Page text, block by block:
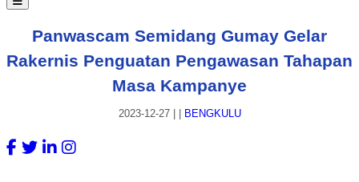
Panwascam Semidang Gumay Gelar
Rakernis Penguatan Pengawasan Tahapan
Masa Kampanye
2023-12-27| BENGKULU